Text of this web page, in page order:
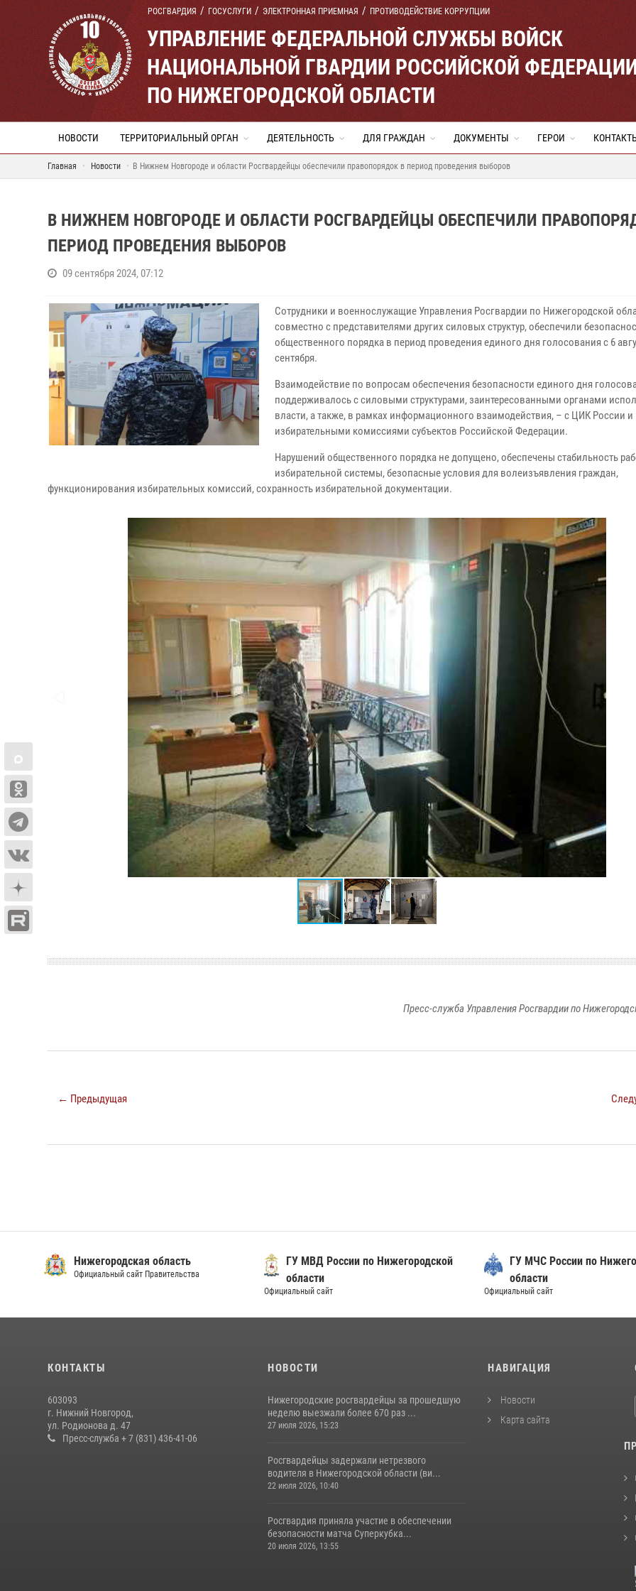
РОСГВАРДИЯ ГОСУСЛУГИ ЭЛЕКТРОННАЯ ПРИЕМНАЯ ПРОТИВОДЕЙСТВИЕ КОРРУПЦИИ
УПРАВЛЕНИЕ ФЕДЕРАЛЬНОЙ СЛУЖБЫ ВОЙСК
НАЦИОНАЛЬНОЙ ГВАРДИИ РОССИЙСКОЙ
ПО НИЖЕГОРОДСКОЙ ОБЛАСТИ
НОВОСТИ ТЕРРИТОРИАЛЬНЫЙ ОРГАН ДЕЯТЕЛЬНОСТЬ ДЛЯ ГРАЖДАН ДОКУМЕНТЫ ГЕРОИ
Главная Новости В Нижнем Новгороде и области Росгвардейцы обеспечили правопорядок в период проведения выборов
В НИЖНЕМ НОВГОРОДЕ И ОБЛАСТИ РОСГВАРДЕЙЦЫ ОБЕСПЕЧИЛИ
ПЕРИОД ПРОВЕДЕНИЯ ВЫБОРОВ
09 сентября 2024, 07:12
Сотрудники и военнослужащие Управления Росгвардии по Нижегородской
совместно с представителями других силовых структур, обеспечили
общественного порядка в период проведения единого дня голосования с 6
сентября.
Взаимодействие по вопросам обеспечения безопасности единого дня
поддерживалось с силовыми структурами, заинтересованными органами
власти, а также, в рамках информационного взаимодействия, – с ЦИК России и
избирательными комиссиями субъектов Российской Федерации.
Нарушений общественного порядка не допущено, обеспечены стабильность
избирательной системы, безопасные условия для волеизъявления граждан,
функционирования избирательных комиссий, сохранность избирательной документации.
Пресс-служба Управления Росгвардии по
← Предыдущая
Нижегородская область
Официальный сайт Правительства
ГУ МВД России по Нижегородской
области
Официальный сайт
ГУ МЧС России по
области
Официальный сайт
КОНТАКТЫ
603093
г. Нижний Новгород,
ул. Родионова д. 47
Пресс-служба + 7 (831) 436-41-06
НОВОСТИ
Нижегородские росгвардейцы за прошедшую
неделю выезжали более 670 раз ...
27 июля 2026, 15:23
Росгвардейцы задержали нетрезвого
водителя в Нижегородской области (ви...
22 июля 2026, 10:40
Росгвардия приняла участие в обеспечении
безопасности матча Суперкубка...
20 июля 2026, 13:55
НАВИГАЦИЯ
Новости
Карта сайта